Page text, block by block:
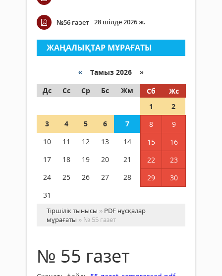
№56 газет 28 шілде 2026 ж.
ЖАҢАЛЫҚТАР МҰРАҒАТЫ
« Тамыз 2026 »
Дс
Сс Ср Бс Жм Сб
Жс
1
2
3
4 5 6 7 8
9
10
11 12 13 14 15
16
17
18 19 20 21 22
23
24
25 26 27 28 29
30
31
Тіршілік тынысы » PDF нұсқалар
мұрағаты » № 55 газет
№ 55 газет